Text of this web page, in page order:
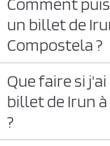
un billet de
Compostela ?
Que faire si
billet de Irun
?